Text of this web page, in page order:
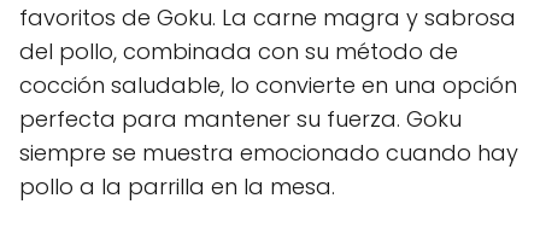
favoritos de Goku. La carne magra y sabrosa
del pollo, combinada con su método de
cocción saludable, lo convierte en una opción
perfecta para mantener su fuerza. Goku
siempre se muestra emocionado cuando hay
pollo a la parrilla en la mesa.